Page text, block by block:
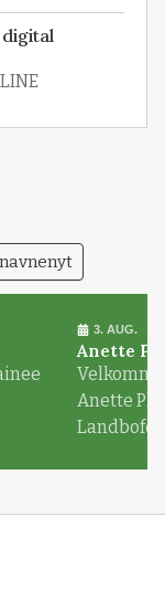
3. AUG.
Anette
Anette